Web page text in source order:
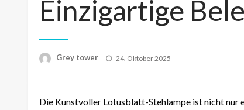
Einzigartige
Grey tower
Posted
24. Oktober 2025
Die Kunstvoller Lotusblatt-Stehlampe ist nicht nur